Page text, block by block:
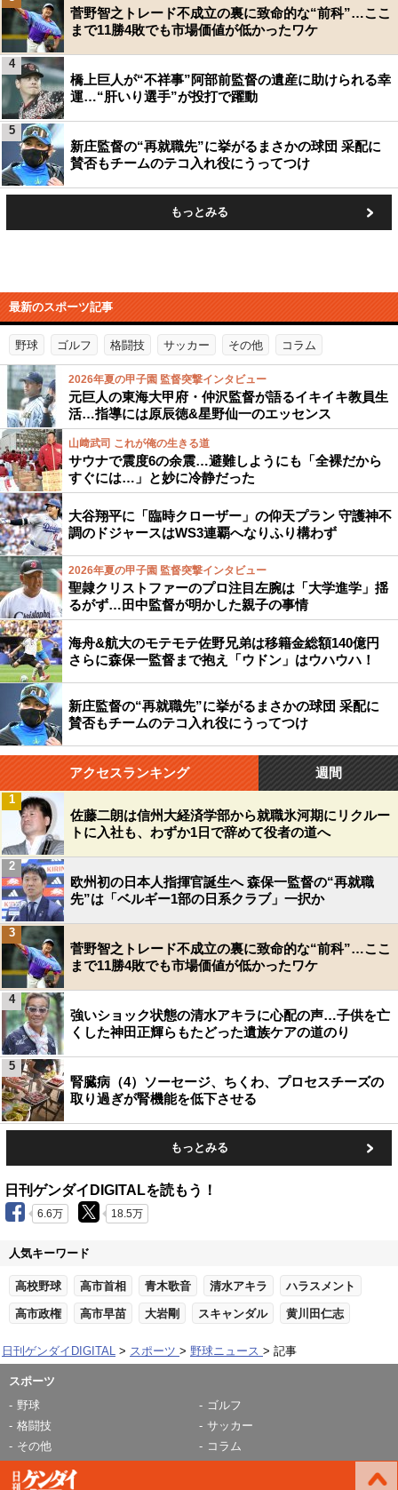
菅野智之トレード不成立の裏に致命的な“前科”…ここ
まで11勝4敗でも市場価値が低かったワケ
橋上巨人が“不祥事”阿部前監督の遺産に助けられる幸
運…“肝いり選手”が投打で躍動
4
新庄監督の“再就職先”に挙がるまさかの球団 采配に
賛否もチームのテコ入れ役にうってつけ
5
もっとみる
最新のスポーツ記事
野球 ゴルフ 格闘技 サッカー その他 コラム
2026年夏の甲子園 監督突撃インタビュー
元巨人の東海大甲府・仲沢監督が語るイキイキ教員生
活…指導には原辰徳&星野仙一のエッセンス
山﨑武司 これが俺の生きる道
サウナで震度6の余震…避難しようにも「全裸だから
すぐには…」と妙に冷静だった
大谷翔平に「臨時クローザー」の仰天プラン 守護神不
調のドジャースはWS3連覇へなりふり構わず
2026年夏の甲子園 監督突撃インタビュー
聖隷クリストファーのプロ注目左腕は「大学進学」揺
るがず…田中監督が明かした親子の事情
海舟&航大のモテモテ佐野兄弟は移籍金総額140億円
さらに森保一監督まで抱え「ウドン」はウハウハ！
新庄監督の“再就職先”に挙がるまさかの球団 采配に
賛否もチームのテコ入れ役にうってつけ
アクセスランキング 週間
佐藤二朗は信州大経済学部から就職氷河期にリクルー
トに入社も、わずか1日で辞めて役者の道へ
1
欧州初の日本人指揮官誕生へ 森保一監督の“再就職
先”は「ベルギー1部の日系クラブ」一択か
2
菅野智之トレード不成立の裏に致命的な“前科”…ここ
まで11勝4敗でも市場価値が低かったワケ
3
強いショック状態の清水アキラに心配の声…子供を亡
くした神田正輝らもたどった遺族ケアの道のり
4
腎臓病（4）ソーセージ、ちくわ、プロセスチーズの
取り過ぎが腎機能を低下させる
5
もっとみる
日刊ゲンダイDIGITALを読もう！
6.6万 18.5万
人気キーワード
高校野球 高市首相 青木歌音 清水アキラ ハラスメント
高市政権 高市早苗 大岩剛 スキャンダル 黄川田仁志
日刊ゲンダイDIGITAL スポーツ 野球ニュース 記事
スポーツ
野球
ゴルフ
格闘技
サッカー
その他
コラム